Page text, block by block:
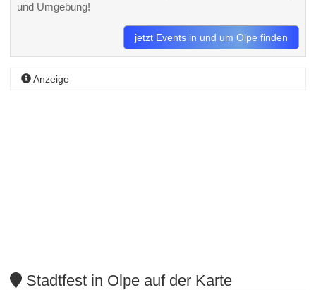
und Umgebung!
jetzt Events in und um Olpe finden
Anzeige
Stadtfest in Olpe auf der Karte